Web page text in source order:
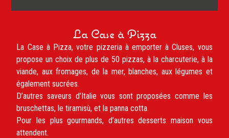
La Case à Pizza
La Case à Pizza, votre pizzeria à emporter à Cluses, vous
propose un choix de plus de 50 pizzas, à la charcuterie, à la
viande, aux fromages, de la mer, blanches, aux légumes et
également sucrées.
D’autres saveurs d’Italie vous sont proposées comme les
bruschettas, le tiramisù, et la panna cotta.
Pour les plus gourmands, d’autres desserts maison vous
attendent.